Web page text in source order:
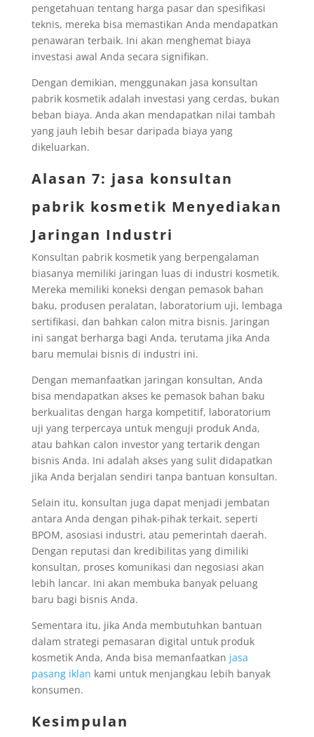
pengetahuan tentang harga pasar dan spesifikasi
teknis, mereka bisa memastikan Anda mendapatkan
penawaran terbaik. Ini akan menghemat biaya
investasi awal Anda secara signifikan.
Dengan demikian, menggunakan jasa konsultan
pabrik kosmetik adalah investasi yang cerdas, bukan
beban biaya. Anda akan mendapatkan nilai tambah
yang jauh lebih besar daripada biaya yang
dikeluarkan.
Alasan 7: jasa konsultan
pabrik kosmetik Menyediakan
Jaringan Industri
Konsultan pabrik kosmetik yang berpengalaman
biasanya memiliki jaringan luas di industri kosmetik.
Mereka memiliki koneksi dengan pemasok bahan
baku, produsen peralatan, laboratorium uji, lembaga
sertifikasi, dan bahkan calon mitra bisnis. Jaringan
ini sangat berharga bagi Anda, terutama jika Anda
baru memulai bisnis di industri ini.
Dengan memanfaatkan jaringan konsultan, Anda
bisa mendapatkan akses ke pemasok bahan baku
berkualitas dengan harga kompetitif, laboratorium
uji yang terpercaya untuk menguji produk Anda,
atau bahkan calon investor yang tertarik dengan
bisnis Anda. Ini adalah akses yang sulit didapatkan
jika Anda berjalan sendiri tanpa bantuan konsultan.
Selain itu, konsultan juga dapat menjadi jembatan
antara Anda dengan pihak-pihak terkait, seperti
BPOM, asosiasi industri, atau pemerintah daerah.
Dengan reputasi dan kredibilitas yang dimiliki
konsultan, proses komunikasi dan negosiasi akan
lebih lancar. Ini akan membuka banyak peluang
baru bagi bisnis Anda.
Sementara itu, jika Anda membutuhkan bantuan
dalam strategi pemasaran digital untuk produk
kosmetik Anda, Anda bisa memanfaatkan jasa
pasang iklan kami untuk menjangkau lebih banyak
konsumen.
Kesimpulan